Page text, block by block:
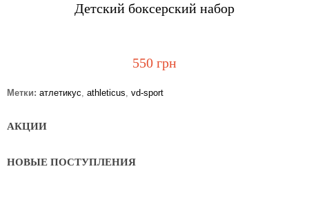
Детский боксерский набор
550 грн
Метки: атлетикус, athleticus, vd-sport
АКЦИИ
НОВЫЕ ПОСТУПЛЕНИЯ